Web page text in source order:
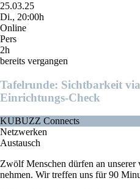
25.03.25
Di., 20:00h
Online
Pers
2h
bereits vergangen
Tafelrunde: Sichtbarkeit
Einrichtungs-Check
KUBUZZ Connects
Netzwerken
Austausch
Zwölf Menschen dürfen an
nehmen. Wir treffen uns für 90